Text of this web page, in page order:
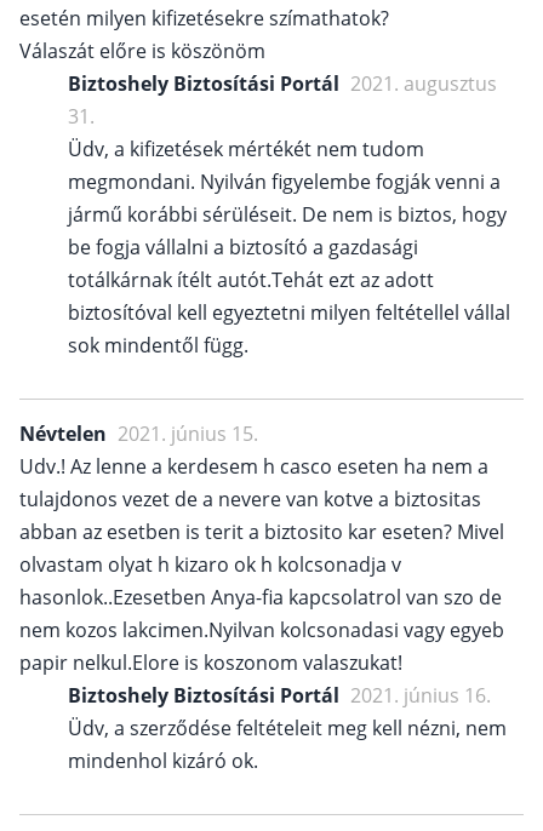
esetén milyen kifizetésekre szímathatok?
Válaszát előre is köszönöm
Biztoshely Biztosítási Portál 2021. augusztus
31.
Üdv, a kifizetések mértékét nem tudom
megmondani. Nyilván figyelembe fogják venni a
jármű korábbi sérüléseit. De nem is biztos, hogy
be fogja vállalni a biztosító a gazdasági
totálkárnak ítélt autót.Tehát ezt az adott
biztosítóval kell egyeztetni milyen feltétellel vállal
sok mindentől függ.
Névtelen 2021. június 15.
Udv.! Az lenne a kerdesem h casco eseten ha nem a
tulajdonos vezet de a nevere van kotve a biztositas
abban az esetben is terit a biztosito kar eseten? Mivel
olvastam olyat h kizaro ok h kolcsonadja v
hasonlok..Ezesetben Anya-fia kapcsolatrol van szo de
nem kozos lakcimen.Nyilvan kolcsonadasi vagy egyeb
papir nelkul.Elore is koszonom valaszukat!
Biztoshely Biztosítási Portál 2021. június 16.
Üdv, a szerződése feltételeit meg kell nézni, nem
mindenhol kizáró ok.